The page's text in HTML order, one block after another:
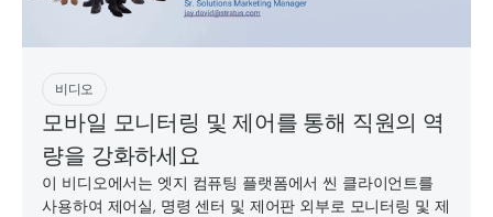
비디오
모바일 모니터링 및 제어를 통해 직원의 역
량을 강화하세요
이 비디오에서는 엣지 컴퓨팅 플랫폼에서 씬 클라이언트를
사용하여 제어실, 명령 센터 및 제어판 외부로 모니터링 및 제
지금 플레이하세요